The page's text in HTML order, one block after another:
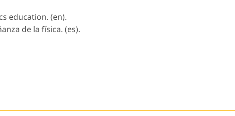
education. (en).
de la física. (es).